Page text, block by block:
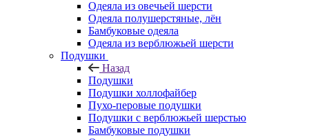
Одеяла из овечьей шерсти
Одеяла полушерстяные, лён
Бамбуковые одеяла
Одеяла из верблюжьей шерсти
Подушки
Назад
Подушки
Подушки холлофайбер
Пухо-перовые подушки
Подушки с верблюжьей шерстью
Бамбуковые подушки